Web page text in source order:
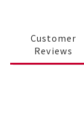
Customer
Reviews